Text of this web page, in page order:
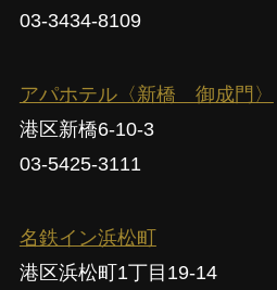
03-3434-8109
アパホテル〈新橋 御成門〉
港区新橋6-10-3
03-5425-3111
名鉄イン浜松町
港区浜松町1丁目19-14